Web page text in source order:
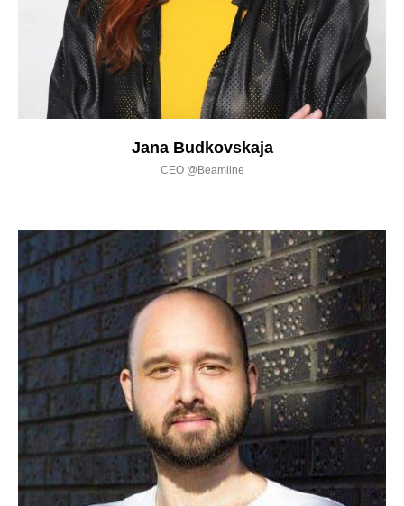
Jana Budkovskaja
CEO @Beamline